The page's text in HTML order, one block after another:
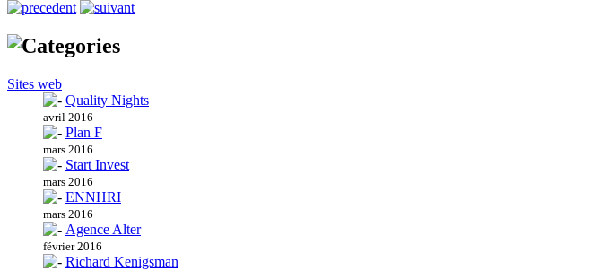
Sites web
Quality Nights
avril 2016
Plan F
mars 2016
Start Invest
mars 2016
ENNHRI
mars 2016
Agence Alter
février 2016
Richard Kenigsman